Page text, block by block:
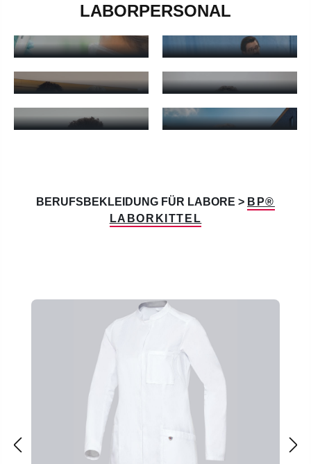
LABORPERSONAL
Laborkittel - mehr erfahren Laborhosen - mehr erfahren
LABORKASACKS
Laborkasacks - mehr erfahren
LABORPOLOS
Laborpolos - mehr erfahren
LABORSHIRTS
Laborshirts - mehr erfahren
LABORJACKEN
Laborjacken - mehr erfahren
BERUFSBEKLEIDUNG FÜR LABORE > BP®
LABORKITTEL